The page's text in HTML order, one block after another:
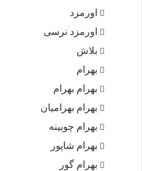
اورمزد
اورمزد نرسى‏
بلاش
بهرام
بهرام بهرام
بهرام بهرامیان‏
بهرام چوبینه
بهرام شاپور
بهرام گور